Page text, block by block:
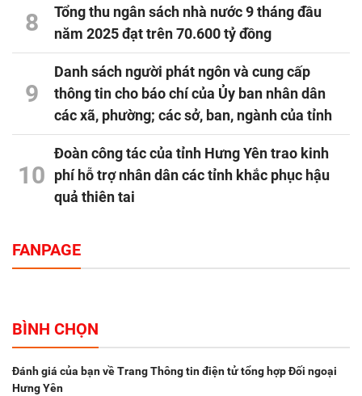
8
Tổng thu ngân sách nhà nước 9 tháng đầu
năm 2025 đạt trên 70.600 tỷ đồng
9
Danh sách người phát ngôn và cung cấp
thông tin cho báo chí của Ủy ban nhân dân
các xã, phường; các sở, ban, ngành của tỉnh
10
Đoàn công tác của tỉnh Hưng Yên trao kinh
phí hỗ trợ nhân dân các tỉnh khắc phục hậu
quả thiên tai
FANPAGE
BÌNH CHỌN
Đánh giá của bạn về Trang Thông tin điện tử tổng hợp Đối ngoại
Hưng Yên